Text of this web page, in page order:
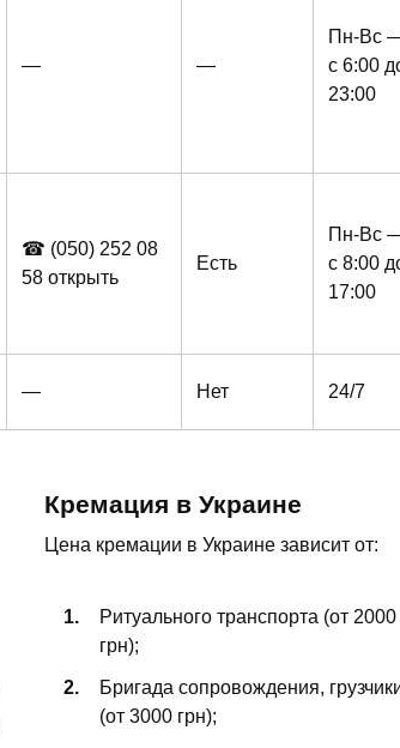
— —
Пн-Вс
с 6:00
23:00
☎ (050) 252 08
58 открыть
Есть
Пн-Вс
с 8:00
17:00
— Нет 24/7
Кремация в Украине
Цена кремации в Украине зависит от:
Ритуального транспорта (от 2000
грн);
Бригада сопровождения,
(от 3000 грн);